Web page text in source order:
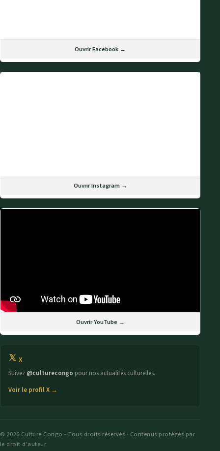
Ouvrir Facebook →
Ouvrir Instagram →
Ouvrir YouTube →
X
Suivez @culturecongo pour nos actualités culturelles.
Voir le profil X →
© 2026 Culture Congo - Tous droits réservés · Contenus protégés par
le droit d'auteur